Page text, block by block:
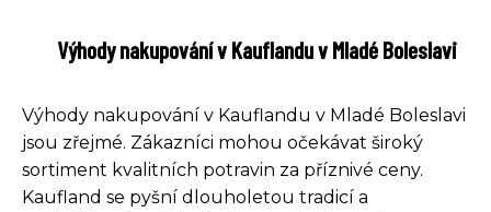
Výhody nakupování v Kauflandu v Mladé Boleslavi
Výhody nakupování v Kauflandu v Mladé Boleslavi
jsou zřejmé. Zákazníci mohou očekávat široký
sortiment kvalitních potravin za příznivé ceny.
Kaufland se pyšní dlouholetou tradicí a